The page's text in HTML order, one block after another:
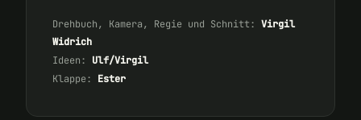
Drehbuch, Kamera, Regie und Schnitt: Virgil
Widrich
Ideen:
Ulf/Virgil
Klappe:
Ester